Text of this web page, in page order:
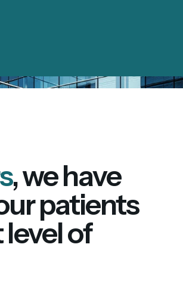
, we have
patients
of